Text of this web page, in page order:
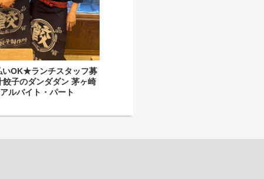
OK★ランチスタッフ募
餃子のダンダダン 茅ヶ崎
ルバイト・パート